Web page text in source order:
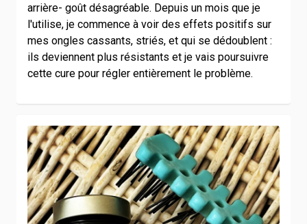
arrière- goût désagréable. Depuis un mois que je
l'utilise, je commence à voir des effets positifs sur
mes ongles cassants, striés, et qui se dédoublent :
ils deviennent plus résistants et je vais poursuivre
cette cure pour régler entièrement le problème.